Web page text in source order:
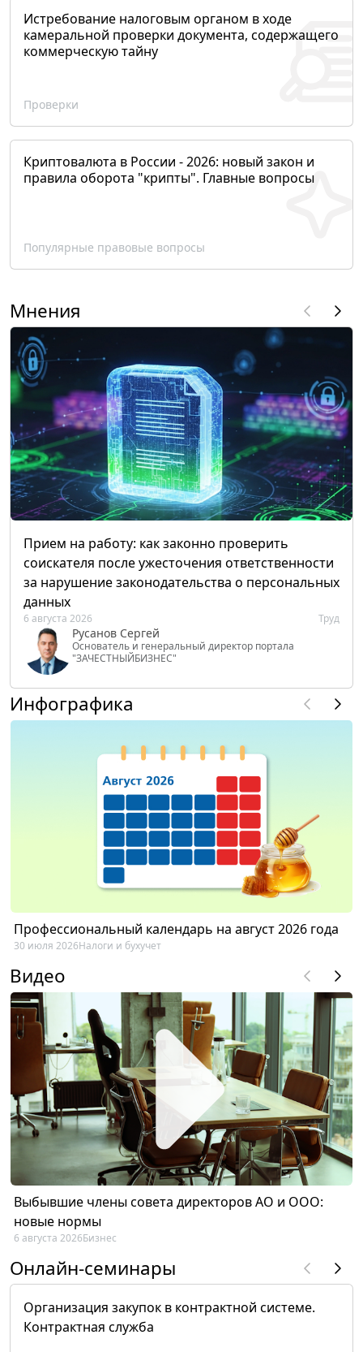
Истребование налоговым органом в ходе
камеральной проверки документа, содержащего
коммерческую тайну
Проверки
Криптовалюта в России - 2026: новый закон и
правила оборота "крипты". Главные вопросы
Популярные правовые вопросы
Мнения
Прием на работу: как законно проверить
соискателя после ужесточения ответственности
за нарушение законодательства о персональных
данных
6 августа 2026 Труд
Русанов Сергей
Основатель и генеральный директор портала
"ЗАЧЕСТНЫЙБИЗНЕС"
Инфографика
Профессиональный календарь на август 2026 года
30 июля 2026Налоги и бухучет
Видео
Выбывшие члены совета директоров АО и ООО:
новые нормы
6 августа 2026Бизнес
Онлайн-семинары
Организация закупок в контрактной системе.
Контрактная служба